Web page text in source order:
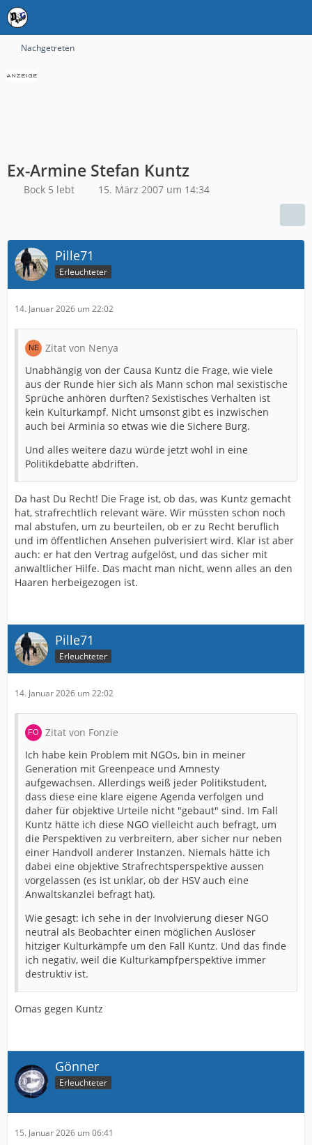
Nachgetreten
Ex-Armine Stefan Kuntz
Bock 5 lebt 15. März 2007 um 14:34
Pille71
Erleuchteter
14. Januar 2026 um 22:02
Zitat von Nenya
Unabhängig von der Causa Kuntz die Frage, wie viele
aus der Runde hier sich als Mann schon mal sexistische
Sprüche anhören durften? Sexistisches Verhalten ist
kein Kulturkampf. Nicht umsonst gibt es inzwischen
auch bei Arminia so etwas wie die Sichere Burg.
Und alles weitere dazu würde jetzt wohl in eine
Politikdebatte abdriften.
Da hast Du Recht! Die Frage ist, ob das, was Kuntz gemacht
hat, strafrechtlich relevant wäre. Wir müssten schon noch
mal abstufen, um zu beurteilen, ob er zu Recht beruflich
und im öffentlichen Ansehen pulverisiert wird. Klar ist aber
auch: er hat den Vertrag aufgelöst, und das sicher mit
anwaltlicher Hilfe. Das macht man nicht, wenn alles an den
Haaren herbeigezogen ist.
Pille71
Erleuchteter
14. Januar 2026 um 22:02
Zitat von Fonzie
Ich habe kein Problem mit NGOs, bin in meiner
Generation mit Greenpeace und Amnesty
aufgewachsen. Allerdings weiß jeder Politikstudent,
dass diese eine klare eigene Agenda verfolgen und
daher für objektive Urteile nicht "gebaut" sind. Im Fall
Kuntz hätte ich diese NGO vielleicht auch befragt, um
die Perspektiven zu verbreitern, aber sicher nur neben
einer Handvoll anderer Instanzen. Niemals hätte ich
dabei eine objektive Strafrechtsperspektive aussen
vorgelassen (es ist unklar, ob der HSV auch eine
Anwaltskanzlei befragt hat).
Wie gesagt: ich sehe in der Involvierung dieser NGO
neutral als Beobachter einen möglichen Auslöser
hitziger Kulturkämpfe um den Fall Kuntz. Und das finde
ich negativ, weil die Kulturkampfperspektive immer
destruktiv ist.
Omas gegen Kuntz
Gönner
Erleuchteter
15. Januar 2026 um 06:41